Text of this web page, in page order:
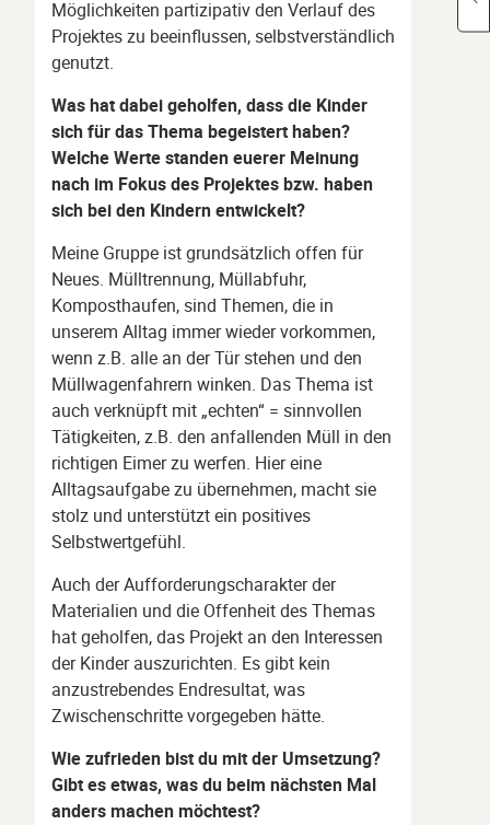
Möglichkeiten partizipativ den Verlauf des
Projektes zu beeinflussen, selbstverständlich
genutzt.
Was hat dabei geholfen, dass die Kinder
sich für das Thema begeistert haben?
Welche Werte standen euerer Meinung
nach im Fokus des Projektes bzw. haben
sich bei den Kindern entwickelt?
Meine Gruppe ist grundsätzlich offen für
Neues. Mülltrennung, Müllabfuhr,
Komposthaufen, sind Themen, die in
unserem Alltag immer wieder vorkommen,
wenn z.B. alle an der Tür stehen und den
Müllwagenfahrern winken. Das Thema ist
auch verknüpft mit „echten“ = sinnvollen
Tätigkeiten, z.B. den anfallenden Müll in den
richtigen Eimer zu werfen. Hier eine
Alltagsaufgabe zu übernehmen, macht sie
stolz und unterstützt ein positives
Selbstwertgefühl.
Auch der Aufforderungscharakter der
Materialien und die Offenheit des Themas
hat geholfen, das Projekt an den Interessen
der Kinder auszurichten. Es gibt kein
anzustrebendes Endresultat, was
Zwischenschritte vorgegeben hätte.
Wie zufrieden bist du mit der Umsetzung?
Gibt es etwas, was du beim nächsten Mal
anders machen möchtest?